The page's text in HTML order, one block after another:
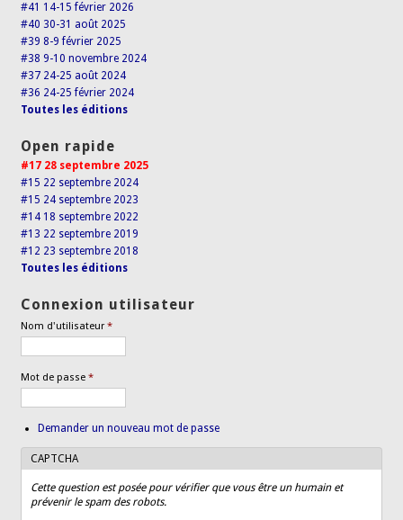
#41 14-15 février 2026
#40 30-31 août 2025
#39 8-9 février 2025
#38 9-10 novembre 2024
#37 24-25 août 2024
#36 24-25 février 2024
Toutes les éditions
Open rapide
#17 28 septembre 2025
#15 22 septembre 2024
#15 24 septembre 2023
#14 18 septembre 2022
#13 22 septembre 2019
#12 23 septembre 2018
Toutes les éditions
Connexion utilisateur
Nom d'utilisateur*
Mot de passe*
Demander un nouveau mot de passe
CAPTCHA
Cette question est posée pour vérifier que vous être un humain et
prévenir le spam des robots.